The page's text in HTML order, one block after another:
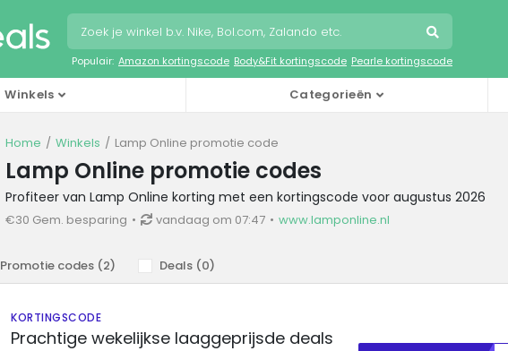
Populair: Amazon kortingscode Body&Fit kortingscode Pearle kortingscode
Winkels Categorieën
Home Winkels Lamp Online promotie code
Lamp Online promotie codes
Profiteer van Lamp Online korting met een kortingscode voor augustus 2026
€30 Gem. besparing vandaag om 07:47 www.lamponline.nl
Promotie codes (2) Deals (0)
KORTINGSCODE
Prachtige wekelijkse laaggeprijsde deals